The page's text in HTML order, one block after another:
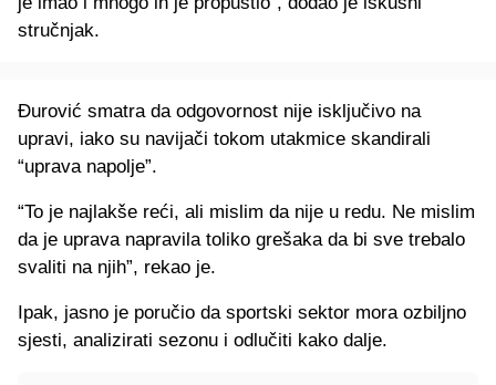
stručnjak.
Đurović smatra da odgovornost nije isključivo na
upravi, iako su navijači tokom utakmice skandirali
“uprava napolje”.
“To je najlakše reći, ali mislim da nije u redu. Ne mislim
da je uprava napravila toliko grešaka da bi sve trebalo
svaliti na njih”, rekao je.
Ipak, jasno je poručio da sportski sektor mora ozbiljno
sjesti, analizirati sezonu i odlučiti kako dalje.